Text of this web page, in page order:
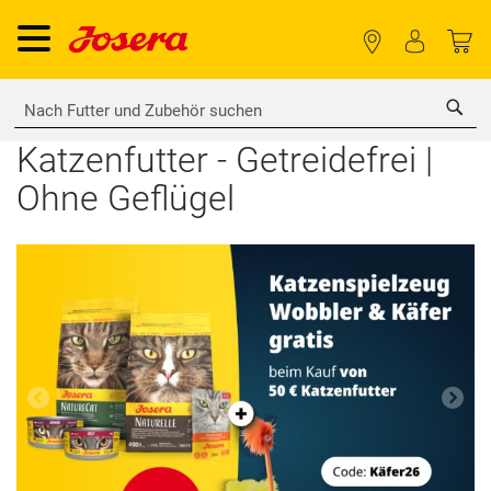
Katzenfutter - Getreidefrei |
Ohne Geflügel